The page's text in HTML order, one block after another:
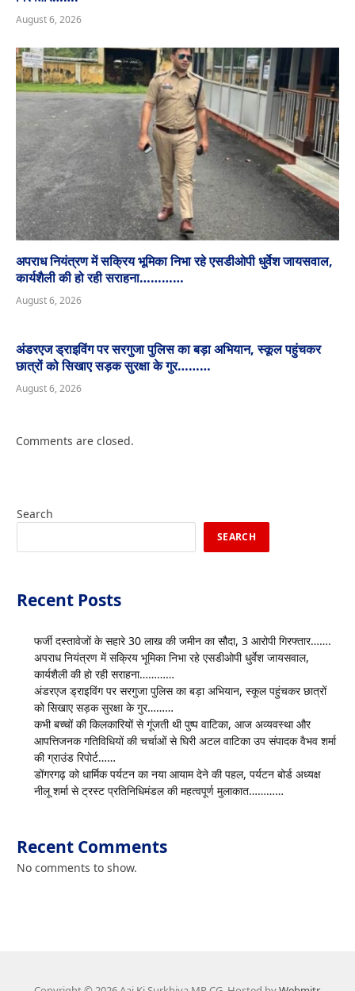
August 6, 2026
अपराध नियंत्रण में सक्रिय भूमिका निभा रहे एसडीओपी धुर्वेश जायसवाल,
कार्यशैली की हो रही सराहना…………
August 6, 2026
अंडरएज ड्राइविंग पर सरगुजा पुलिस का बड़ा अभियान, स्कूल पहुंचकर
छात्रों को सिखाए सड़क सुरक्षा के गुर………
August 6, 2026
Comments are closed.
Search
SEARCH
Recent Posts
फर्जी दस्तावेजों के सहारे 30 लाख की जमीन का सौदा, 3 आरोपी गिरफ्तार…….
अपराध नियंत्रण में सक्रिय भूमिका निभा रहे एसडीओपी धुर्वेश जायसवाल,
कार्यशैली की हो रही सराहना…………
अंडरएज ड्राइविंग पर सरगुजा पुलिस का बड़ा अभियान, स्कूल पहुंचकर छात्रों
को सिखाए सड़क सुरक्षा के गुर………
कभी बच्चों की किलकारियों से गूंजती थी पुष्प वाटिका, आज अव्यवस्था और
आपत्तिजनक गतिविधियों की चर्चाओं से घिरी अटल वाटिका उप संपादक वैभव शर्मा
की ग्राउंड रिपोर्ट……
डोंगरगढ़ को धार्मिक पर्यटन का नया आयाम देने की पहल, पर्यटन बोर्ड अध्यक्ष
नीलू शर्मा से ट्रस्ट प्रतिनिधिमंडल की महत्वपूर्ण मुलाकात…………
Recent Comments
No comments to show.